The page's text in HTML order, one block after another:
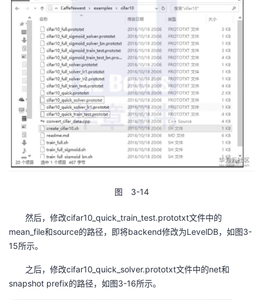
图 3-14
然后，修改cifar10_quick_train_test.prototxt文件中的
mean_file和source的路径，即将backend修改为LevelDB，如图3-
15所示。
之后，修改cifar10_quick_solver.prototxt文件中的net和
snapshot prefix的路径，如图3-16所示。